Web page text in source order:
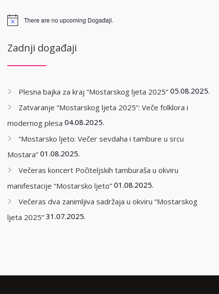
There are no upcoming Događaji.
Zadnji događaji
Plesna bajka za kraj “Mostarskog ljeta 2025” 05.08.2025.
Zatvaranje “Mostarskog ljeta 2025”: Veče folklora i
modernog plesa 04.08.2025.
“Mostarsko ljeto: Večer sevdaha i tambure u srcu
Mostara” 01.08.2025.
Večeras koncert Počiteljskih tamburaša u okviru
manifestacije “Mostarsko ljeto” 01.08.2025.
Večeras dva zanimljiva sadržaja u okviru “Mostarskog
ljeta 2025” 31.07.2025.